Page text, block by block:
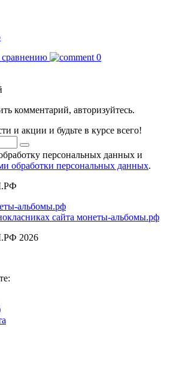
сравнению
0
комментарий, авторизуйтесь.
и акции и будьте в курсе всего!
персональных данных и
обработки персональных данных.
2026